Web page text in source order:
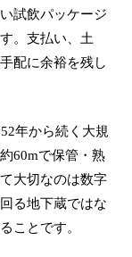
試飲パッケージ
。支払い、土
配に余裕を残し
年から続く大規
60mで保管・熟
大切なのは数字
る地下蔵ではな
ことです。